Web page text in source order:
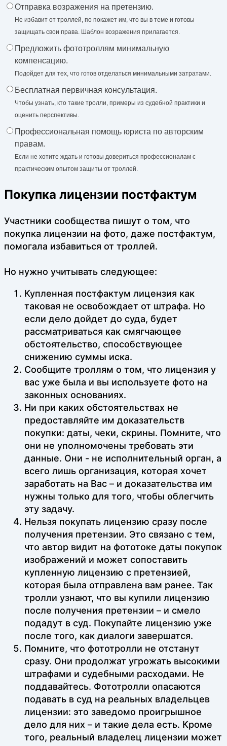
Отправка возражения на претензию.
Не избавит от троллей, по покажет им, что вы в теме и готовы
защищать свои права. Шаблон возражения прилагается.
Предложить фототроллям минимальную
компенсацию.
Подойдет для тех, что готов отделаться минимальными затратами.
Бесплатная первичная консультация.
Чтобы узнать, кто такие тролли, примеры из судебной практики и
оценить перспективы.
Профессиональная помощь юриста по авторским
правам.
Если не хотите ждать и готовы довериться профессионалам с
практическим опытом защиты от троллей.
Покупка лицензии постфактум
Участники сообщества пишут о том, что
покупка лицензии на фото, даже постфактум,
помогала избавиться от троллей.
Но нужно учитывать следующее:
Купленная постфактум лицензия как
таковая не освобождает от штрафа. Но
если дело дойдет до суда, будет
рассматриваться как смягчающее
обстоятельство, способствующее
снижению суммы иска.
Сообщите троллям о том, что лицензия у
вас уже была и вы используете фото на
законных основаниях.
Ни при каких обстоятельствах не
предоставляйте им доказательств
покупки: даты, чеки, скрины. Помните, что
они не уполномочены требовать эти
данные. Они - не исполнительный орган, а
всего лишь организация, которая хочет
заработать на Вас – и доказательства им
нужны только для того, чтобы облегчить
эту задачу.
Нельзя покупать лицензию сразу после
получения претензии. Это связано с тем,
что автор видит на фототоке даты покупок
изображений и может сопоставить
купленную лицензию с претензией,
которая была отправлена вам ранее. Так
тролли узнают, что вы купили лицензию
после получения претензии – и смело
подадут в суд. Покупайте лицензию уже
после того, как диалоги завершатся.
Помните, что фототролли не отстанут
сразу. Они продолжат угрожать высокими
штрафами и судебными расходами. Не
поддавайтесь. Фототролли опасаются
подавать в суд на реальных владельцев
лицензии: это заведомо проигрышное
дело для них – и такие дела есть. Кроме
того, реальный владелец лицензии может